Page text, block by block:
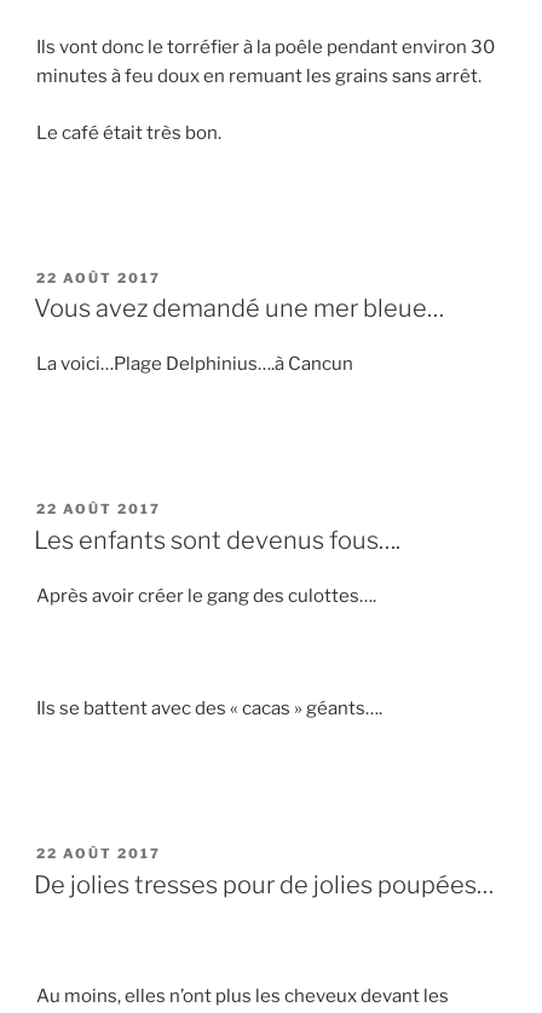
Ils vont donc le torréfier à la poêle pendant environ 30
minutes à feu doux en remuant les grains sans arrêt.
Le café était très bon.
PUBLIÉ
LE
22 AOÛT 2017
Vous avez demandé une mer bleue…
La voici…Plage Delphinius….à Cancun
PUBLIÉ
LE
22 AOÛT 2017
Les enfants sont devenus fous….
Après avoir créer le gang des culottes….
Ils se battent avec des « cacas » géants….
PUBLIÉ
LE
22 AOÛT 2017
De jolies tresses pour de jolies poupées…
Au moins, elles n’ont plus les cheveux devant les